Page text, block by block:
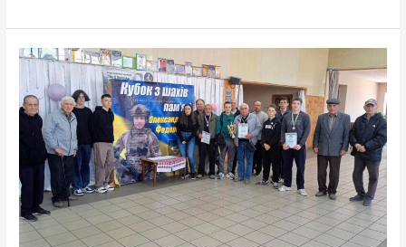
Сьогодні
відбувся
третій
памʼятний
шаховий
турнір
“Кубок
пам’яті
захисника
України